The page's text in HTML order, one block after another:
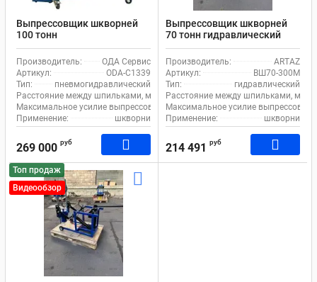
Выпрессовщик шкворней
100 тонн
пневмогидравлический
шкворнедав для
грузовиков на тележке ОДА
Сервис ODA-C1339, с
педалью
Производитель:
ОДА Сервис
Артикул:
ODA-C1339
Тип:
пневмогидравлический
Расстояние между шпильками, мм:
260
Максимальное усилие выпрессовщика, т: 100
Применение:
шкворни
269 000 руб
Выпрессовщик шкворней
70 тонн гидравлический
шкворнедав для
грузовиков на тележке
ВШ70-300М с ручным
насосом
Производитель:
ARTAZ
Артикул:
ВШ70-300М
Тип:
гидравлический
Расстояние между шпильками, мм:
Максимальное усилие
Применение:
шкворни
214 491 руб
Топ продаж
Видеообзор